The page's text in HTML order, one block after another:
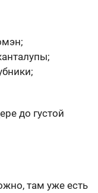
до густой
там уже есть